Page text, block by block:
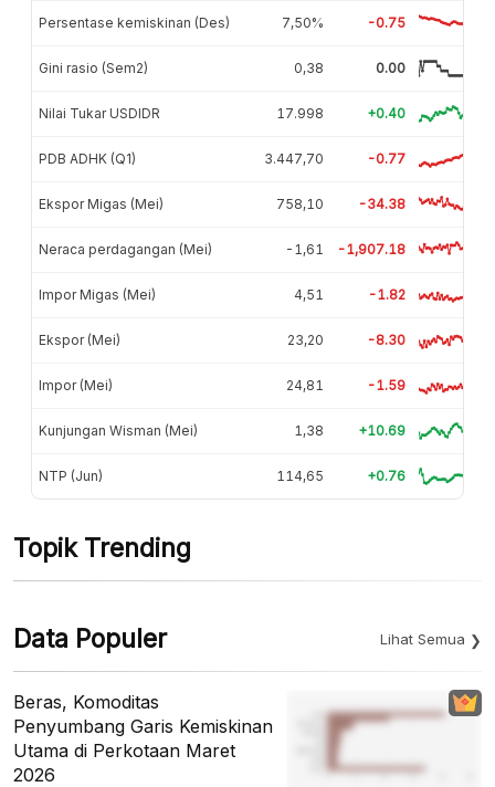
Persentase kemiskinan (Des) 7,50% -0.75
Gini rasio (Sem2) 0,38 0.00
Nilai Tukar USDIDR 17.998 +0.40
PDB ADHK (Q1) 3.447,70 -0.77
Ekspor Migas (Mei) 758,10 -34.38
Neraca perdagangan (Mei) -1,61 -1,907.18
Impor Migas (Mei) 4,51 -1.82
Ekspor (Mei) 23,20 -8.30
Impor (Mei) 24,81 -1.59
Kunjungan Wisman (Mei) 1,38 +10.69
NTP (Jun) 114,65 +0.76
Topik Trending
Data Populer Lihat Semua
Beras, Komoditas
Penyumbang Garis Kemiskinan
Utama di Perkotaan Maret
2026